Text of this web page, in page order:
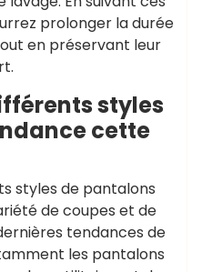
prolonger la durée
en préservant leur
styles
cette
styles de pantalons
de coupes et de
tendances de
les pantalons